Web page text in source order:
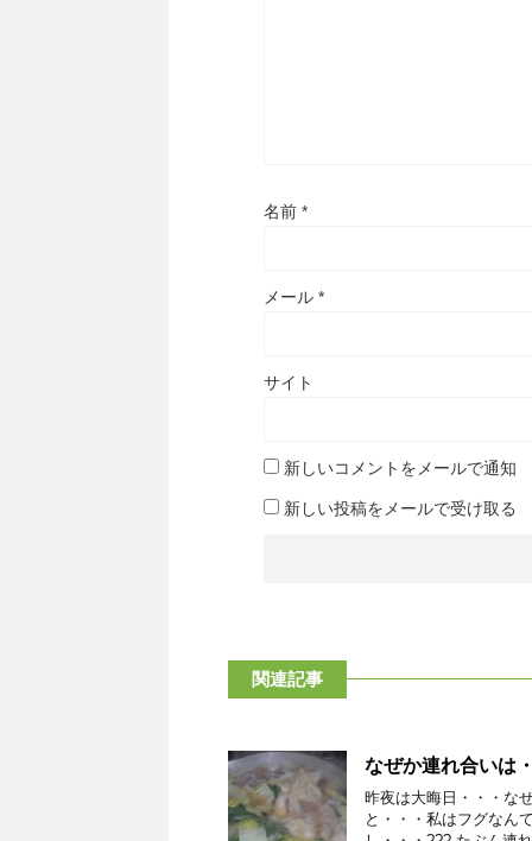
名前 *
メール *
サイト
新しいコメントをメールで通知
新しい投稿をメールで受け取る
関連記事
なぜか連れ合いは
昨夜は大晦日・・・な
と・・・私はフグなん